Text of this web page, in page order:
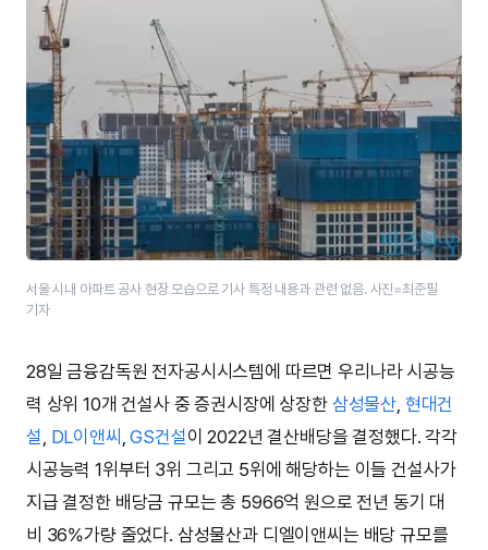
서울 시내 아파트 공사 현장 모습으로 기사 특정 내용과 관련 없음. 사진=최준필
기자
28일 금융감독원 전자공시시스템에 따르면 우리나라 시공능
력 상위 10개 건설사 중 증권시장에 상장한 삼성물산, 현대건
설, DL이앤씨 ,GS건설이 2022년 결산배당을 결정했다. 각각
시공능력 1위부터 3위 그리고 5위에 해당하는 이들 건설사가
지급 결정한 배당금 규모는 총 5966억 원으로 전년 동기 대
비 36%가량 줄었다. 삼성물산과 디엘이앤씨는 배당 규모를